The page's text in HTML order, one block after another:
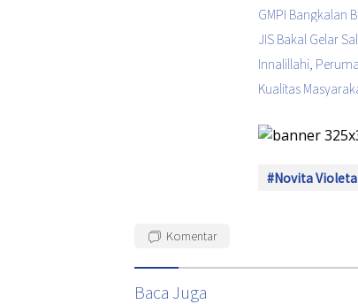
GMPI Bangkalan
JIS Bakal Gelar
Innalillahi,
Kualitas
#Novita
Komentar
Baca Juga